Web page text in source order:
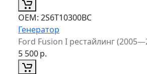
ОЕМ: 2S6T10300BC
Генератор
Ford Fusion I рестайлинг
5 500р.